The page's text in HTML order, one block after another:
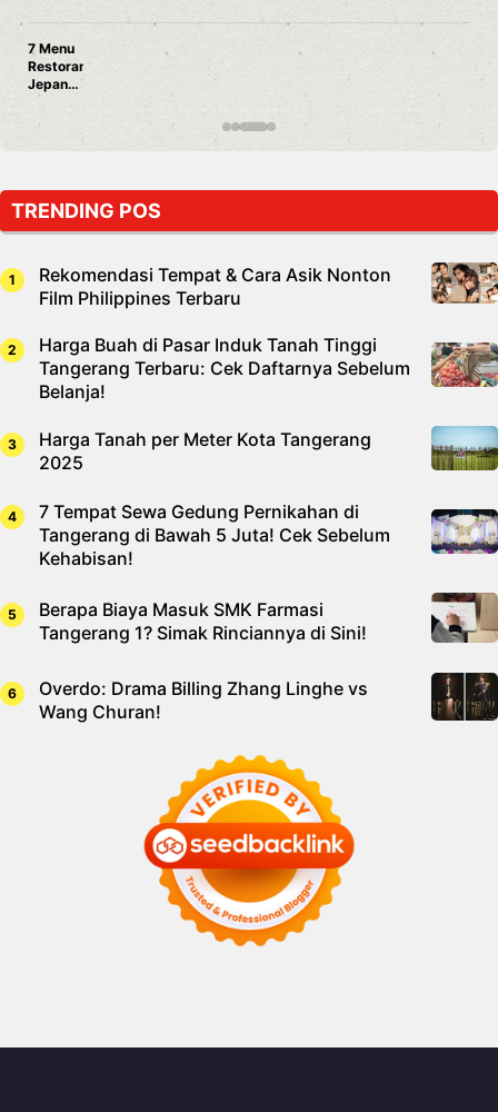
Nunung Srimulat & Vicky Prasetyo Buka Restoran
TRENDING POS
Rekomendasi Tempat & Cara Asik Nonton
Film Philippines Terbaru
Harga Buah di Pasar Induk Tanah Tinggi
Tangerang Terbaru: Cek Daftarnya Sebelum
Belanja!
Harga Tanah per Meter Kota Tangerang
2025
7 Tempat Sewa Gedung Pernikahan di
Tangerang di Bawah 5 Juta! Cek Sebelum
Kehabisan!
Berapa Biaya Masuk SMK Farmasi
Tangerang 1? Simak Rinciannya di Sini!
Overdo: Drama Billing Zhang Linghe vs
Wang Churan!